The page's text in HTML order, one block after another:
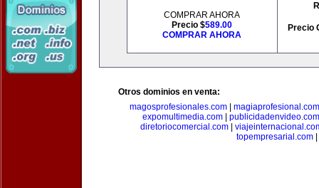
COMPRAR AHORA
Precio $589.00
COMPRAR AHORA
Precio
Otros dominios en venta:
magosprofesionales.com
magiaprofesional.com
expomultimedia.com
publicidadenvideo.com
diretoriocomercial.com
topempresarial.com